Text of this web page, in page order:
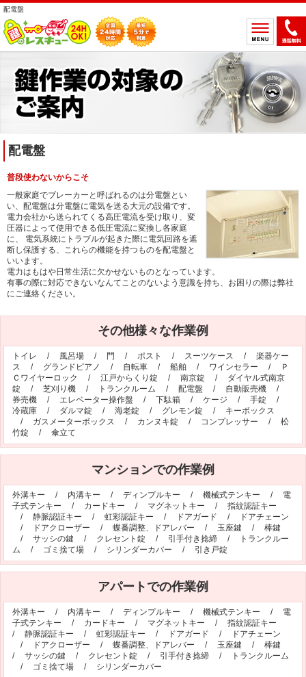
配電盤
ホーム
鍵のトラブルから選ぶ
鍵取付
鍵の設置場所から選ぶ
一軒家 マンション
アパート 車
バイク 金庫
デスク・ロッカー その他の特殊錠
鍵のメーカー・製品から選ぶ
玉座錠・引違戸錠
電気錠 窓用防犯錠
お車、バイクのメーカー・車種
料金表
簡易料金表
全国統一料金表
作業の流れ 鍵の製品 人気ランキング
作業者の紹介 技術力の秘密
特殊開錠技術 設備紹介
作業車紹介 イモビライザーの鍵紛失・製作
鍵について 鍵の紹介
オフィシャルブログ お得なコース割引
会社案内
TV出演実績
配電盤
普段使わないからこそ
一般家庭でブレーカーと呼ばれるのは分電盤とい
い、配電盤は分電盤に電気を送る大元の設備です。
電力会社から送られてくる高圧電流を受け取り、変
圧器によって使用できる低圧電流に変換し各家庭
に、 電気系統にトラブルが起きた際に電気回路を遮
断し保護する、これらの機能を持つものを配電盤と
いいます。
電力はもはや日常生活に欠かせないものとなっています。
有事の際に対応できないなんてことのないよう意識を持ち、お困りの際は弊社
にご連絡ください。
その他様々な作業例
トイレ / 風呂場 / 門 / ポスト / スーツケース / 楽器ケー
ス / グランドピアノ / 自転車 / 船舶 / ワインセラー /
Ｐ
Ｃワイヤーロック
/ 江戸からくり錠 / 南京錠 / ダイヤル式南京
錠 / 芝刈り機 / トランクルーム / 配電盤 / 自動販売機 /
券売機 / エレベーター操作盤 / 下駄箱 / ケージ / 手錠 /
冷蔵庫 / ダルマ錠 / 海老錠 / グレモン錠 / キーボックス
/ ガスメーターボックス / カンヌキ錠 / コンプレッサー / 松
竹錠 / 傘立て
マンションでの作業例
外溝キー / 内溝キー / ディンプルキー / 機械式テンキー / 電
子式テンキー / カードキー / マグネットキー / 指紋認証キー
/ 静脈認証キー / 虹彩認証キー / ドアガード /
ドアチェーン
/
ドアクローザー / 蝶番調整、ドアレバー / 玉座鍵 / 棒鍵
/ サッシの鍵 / クレセント錠 / 引手付き捻締 /
トランクルー
ム / ゴミ捨て場 / シリンダーカバー / 引き戸錠
アパートでの作業例
外溝キー / 内溝キー / ディンプルキー / 機械式テンキー / 電
子式テンキー / カードキー / マグネットキー / 指紋認証キー
/ 静脈認証キー / 虹彩認証キー / ドアガード /
ドアチェーン
/
ドアクローザー / 蝶番調整、ドアレバー / 玉座鍵 / 棒鍵
/ サッシの鍵 / クレセント錠 / 引手付き捻締 /
トランクルーム
/ ゴミ捨て場 / シリンダーカバー